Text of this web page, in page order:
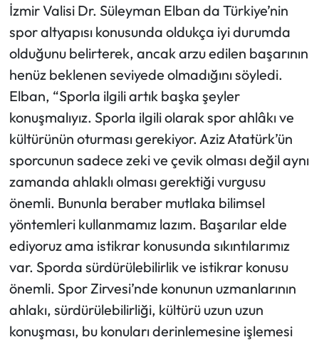
İzmir Valisi Dr. Süleyman Elban da Türkiye’nin
spor altyapısı konusunda oldukça iyi durumda
olduğunu belirterek, ancak arzu edilen başarının
henüz beklenen seviyede olmadığını söyledi.
Elban, “Sporla ilgili artık başka şeyler
konuşmalıyız. Sporla ilgili olarak spor ahlâkı ve
kültürünün oturması gerekiyor. Aziz Atatürk’ün
sporcunun sadece zeki ve çevik olması değil aynı
zamanda ahlaklı olması gerektiği vurgusu
önemli. Bununla beraber mutlaka bilimsel
yöntemleri kullanmamız lazım. Başarılar elde
ediyoruz ama istikrar konusunda sıkıntılarımız
var. Sporda sürdürülebilirlik ve istikrar konusu
önemli. Spor Zirvesi’nde konunun uzmanlarının
ahlakı, sürdürülebilirliği, kültürü uzun uzun
konuşması, bu konuları derinlemesine işlemesi